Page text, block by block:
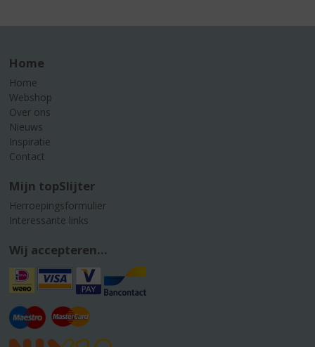
Home
Home
Webshop
Over ons
Nieuws
Inspiratie
Contact
Mijn topSlijter
Herroepingsformulier
Interessante links
Wij accepteren...